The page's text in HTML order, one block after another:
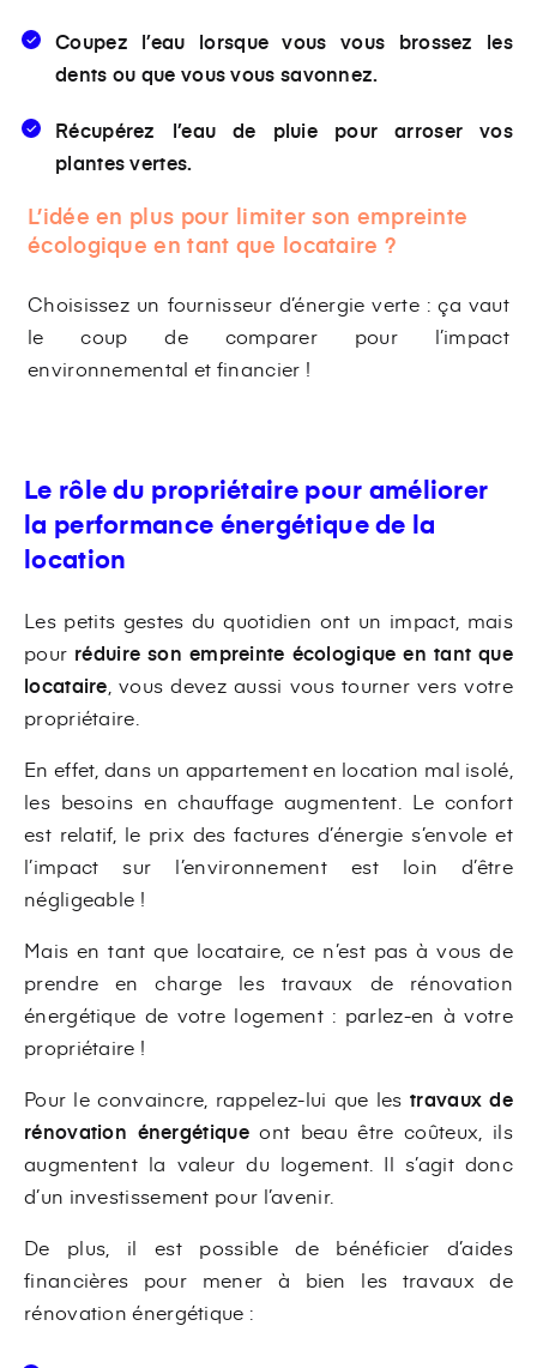
Coupez l’eau lorsque vous vous brossez les
dents ou que vous vous savonnez.
Récupérez l’eau de pluie pour arroser vos
plantes vertes.
L’idée en plus pour limiter son empreinte
écologique en tant que locataire ?
Choisissez un fournisseur d’énergie verte : ça vaut
le coup de comparer pour l’impact
environnemental et financier !
Le rôle du propriétaire pour améliorer
la performance énergétique de la
location
Les petits gestes du quotidien ont un impact, mais
pour réduire son empreinte écologique en tant que
locataire , vous devez aussi vous tourner vers votre
propriétaire.
En effet, dans un appartement en location mal isolé,
les besoins en chauffage augmentent. Le confort
est relatif, le prix des factures d’énergie s’envole et
l’impact sur l’environnement est loin d’être
négligeable !
Mais en tant que locataire, ce n’est pas à vous de
prendre en charge les travaux de rénovation
énergétique de votre logement : parlez-en à votre
propriétaire !
Pour le convaincre, rappelez-lui que lestravaux de
rénovation énergétiqueont beau être coûteux, ils
augmentent la valeur du logement. Il s’agit donc
d’un investissement pour l’avenir.
De plus, il est possible de bénéficier d’aides
financières pour mener à bien les travaux de
rénovation énergétique :